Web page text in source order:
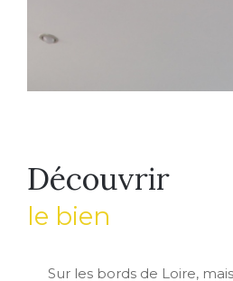
découvrir
le bien
Sur les bords de Loire,